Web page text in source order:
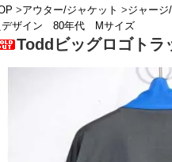
>アウター/ジャケット >ジャージ
デザイン 80年代 Mサイズ
Toddビッグロゴト